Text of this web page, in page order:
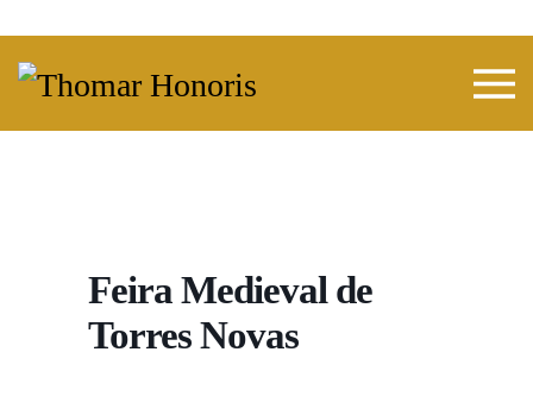
Skip to main content
Feira Medieval de
Torres Novas